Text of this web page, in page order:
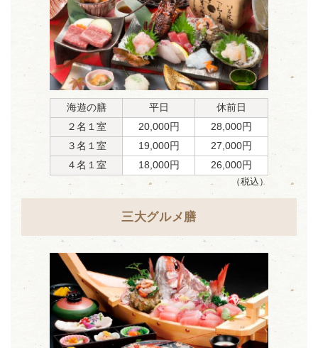
海遊の膳 平日
休前日
２名１室
20,000円
28,000円
３名１室
19,000円
27,000円
４名１室
18,000円 26,000円
（税込）
三大グルメ膳